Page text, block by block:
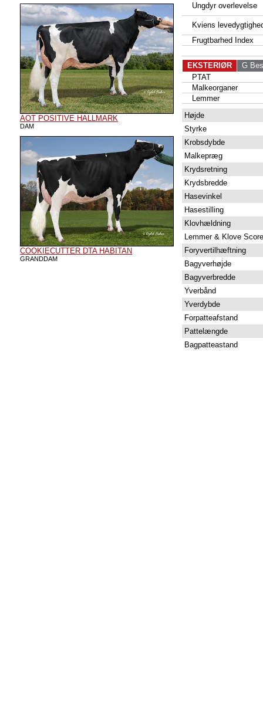
AOT POSITIVE HALLMARK
DAM
COOKIECUTTER DTA HABITAN
GRANDDAM
Ungdyr overlevelse
Kviens
Frugtbarhed Index
EKSTERIØR
G
PTAT
Malkeorganer
Lemmer
Højde
Styrke
Krobsdybde
Malkepræg
Krydsretning
Krydsbredde
Hasevinkel
Hasestilling
Klovhældning
Lemmer & Klove Score
Foryvertilhæftning
Bagyverhøjde
Bagyverbredde
Yverbånd
Yverdybde
Forpatteafstand
Pattelængde
Bagpatteastand